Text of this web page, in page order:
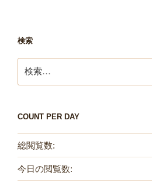
検索
索:
COUNT PER DAY
総閲覧数:
今日の閲覧数: